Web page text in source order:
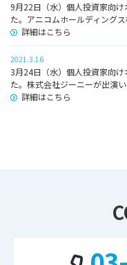
9月22日（水）個人投資家向
た。アニコムホールディング
詳細はこちら
2021.3.16
3月24日（水）個人投資家向
た。株式会社ジーニーが出演い
詳細はこちら